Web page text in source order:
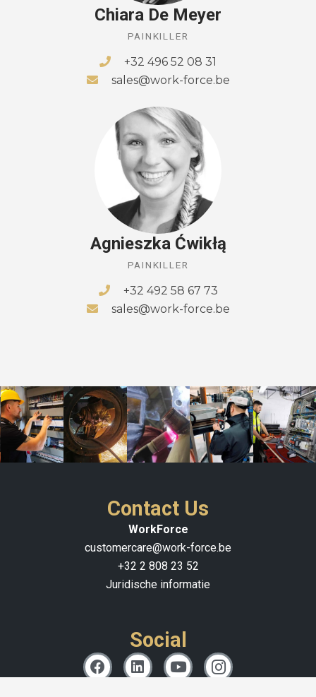
Chiara De Meyer
PAINKILLER
+32 496 52 08 31
sales@work-force.be
Agnieszka Ćwikłą
PAINKILLER
+32 492 58 67 73
sales@work-force.be
Contact Us
WorkForce
customercare@work-force.be
+32 2 808 23 52
Juridische informatie
Social